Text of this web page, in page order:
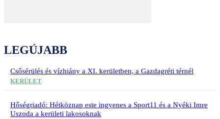
LEGÚJABB
Csősérülés és vízhiány a XI. kerületben, a Gazdagréti térnél
KERÜLET
Hőségriadó: Hétköznap este ingyenes a Sport11 és a Nyéki Imre
Uszoda a kerületi lakosoknak